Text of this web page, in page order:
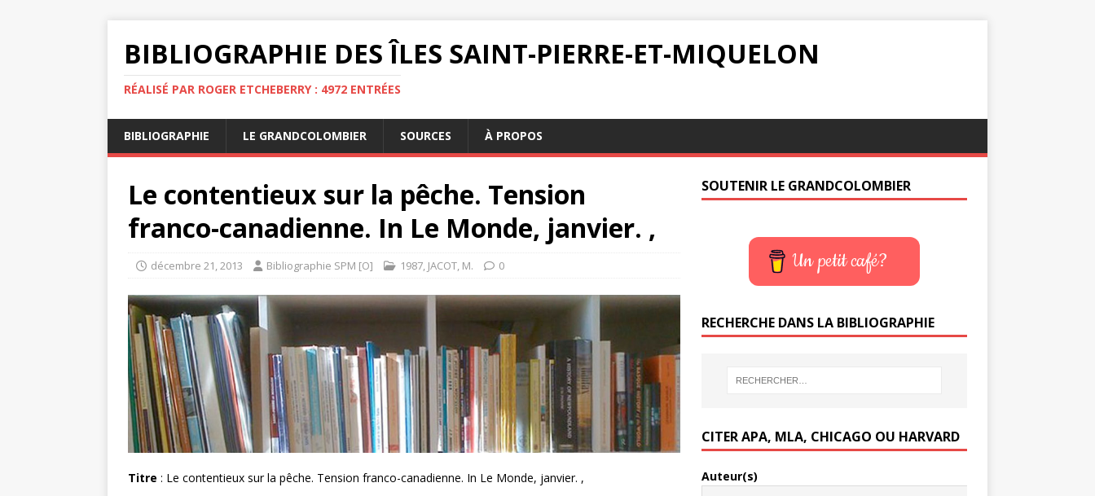
BIBLIOGRAPHIE DES ÎLES SAINT-PIERRE-ET-MIQUELON
RÉALISÉ PAR ROGER ETCHEBERRY : 4972 ENTRÉES
BIBLIOGRAPHIE LE GRANDCOLOMBIER SOURCES À PROPOS
Le contentieux sur la pêche. Tension
franco-canadienne. In Le Monde, janvier. ,
décembre 21, 2013 Bibliographie SPM [O] 1987, JACOT, M. 0
Titre : Le contentieux sur la pêche. Tension franco-canadienne. In Le Monde, janvier. ,
SOUTENIR LE GRANDCOLOMBIER
Un petit café?
RECHERCHE DANS LA BIBLIOGRAPHIE
CITER APA, MLA, CHICAGO OU HARVARD
Auteur(s)